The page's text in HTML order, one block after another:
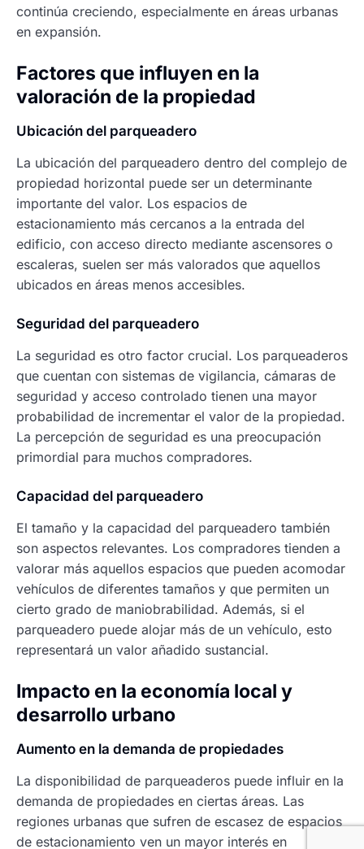
continúa creciendo, especialmente en áreas urbanas
en expansión.
Factores que influyen en la
valoración de la propiedad
Ubicación del parqueadero
La ubicación del parqueadero dentro del complejo de
propiedad horizontal puede ser un determinante
importante del valor. Los espacios de
estacionamiento más cercanos a la entrada del
edificio, con acceso directo mediante ascensores o
escaleras, suelen ser más valorados que aquellos
ubicados en áreas menos accesibles.
Seguridad del parqueadero
La seguridad es otro factor crucial. Los parqueaderos
que cuentan con sistemas de vigilancia, cámaras de
seguridad y acceso controlado tienen una mayor
probabilidad de incrementar el valor de la propiedad.
La percepción de seguridad es una preocupación
primordial para muchos compradores.
Capacidad del parqueadero
El tamaño y la capacidad del parqueadero también
son aspectos relevantes. Los compradores tienden a
valorar más aquellos espacios que pueden acomodar
vehículos de diferentes tamaños y que permiten un
cierto grado de maniobrabilidad. Además, si el
parqueadero puede alojar más de un vehículo, esto
representará un valor añadido sustancial.
Impacto en la economía local y
desarrollo urbano
Aumento en la demanda de propiedades
La disponibilidad de parqueaderos puede influir en la
demanda de propiedades en ciertas áreas. Las
regiones urbanas que sufren de escasez de espacios
de estacionamiento ven un mayor interés en